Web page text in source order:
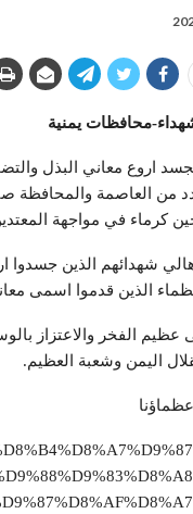
محافظات يمنية
اروع معاني البذل
من العاصمة والمحافظة
كرماء في مواجهة
شهدائهم الذين جسدوا
الذين قدموا اسمی
عظيم الفخر والاعتزاز
اليمن وشعبة العظيم.